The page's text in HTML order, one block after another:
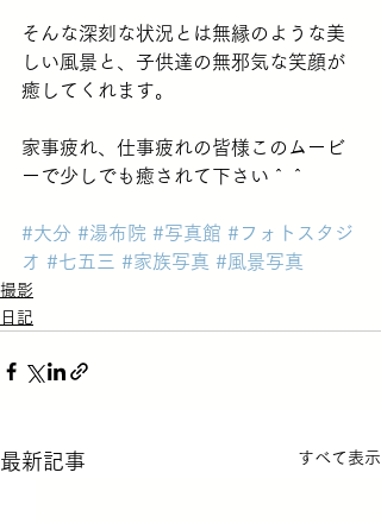
そんな深刻な状況とは無縁のような美
しい風景と、子供達の無邪気な笑顔が
癒してくれます。
家事疲れ、仕事疲れの皆様このムービ
ーで少しでも癒されて下さい＾＾
#大分 #湯布院 #写真館 #フォトスタジ
オ #七五三 #家族写真 #風景写真
撮影
日記
最新記事 すべて表示